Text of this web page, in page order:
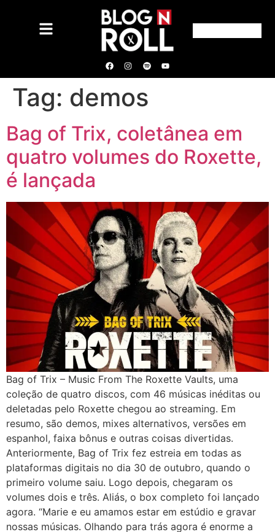
Tag: demos
Bag of Trix, coletânea em
quatro volumes do Roxette,
é lançada
Bag of Trix – Music From The Roxette Vaults, uma
coleção de quatro discos, com 46 músicas inéditas ou
deletadas pelo Roxette chegou ao streaming. Em
resumo, são demos, mixes alternativos, versões em
espanhol, faixa bônus e outras coisas divertidas.
Anteriormente, Bag of Trix fez estreia em todas as
plataformas digitais no dia 30 de outubro, quando o
primeiro volume saiu. Logo depois, chegaram os
volumes dois e três. Aliás, o box completo foi lançado
agora. “Marie e eu amamos estar em estúdio e gravar
nossas músicas. Olhando para trás agora é enorme a